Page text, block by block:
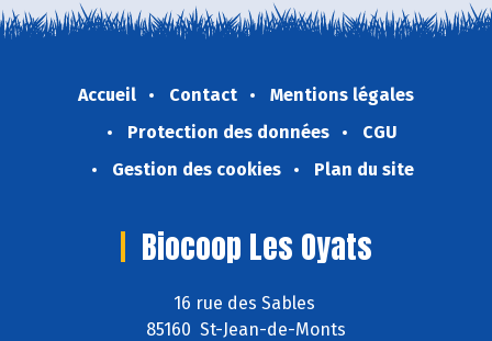
Accueil Contact
Mentions légales
Protection des données
CGU
Gestion des cookies
Plan du site
Biocoop Les Oyats
16 rue des Sables
85160 St-Jean-de-Monts